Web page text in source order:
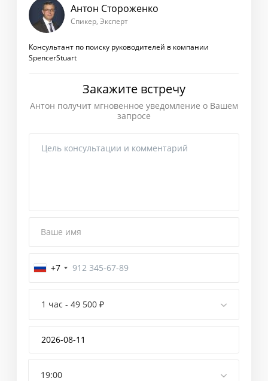
Антон Стороженко
Спикер, Эксперт
Консультант по поиску руководителей в компании
SpencerStuart
Закажите встречу
Антон получит мгновенное уведомление о Вашем
запросе
Ваше имя
+7
код
Вам
1 час - 49 500 ₽
19:00